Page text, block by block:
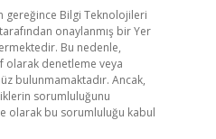
gereğince Bilgi Teknolojileri
onaylanmış bir Yer
Bu nedenle,
denetleme veya
bulunmamaktadır. Ancak,
sorumluluğunu
olarak bu sorumluluğu kabul